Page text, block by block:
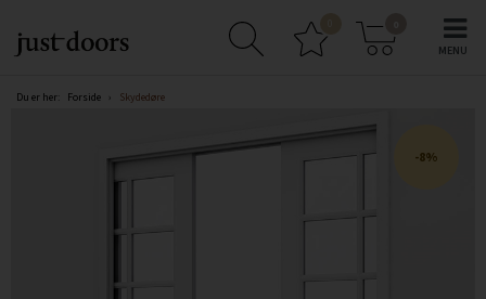
Du er her: Forside › Skydedøre
8%